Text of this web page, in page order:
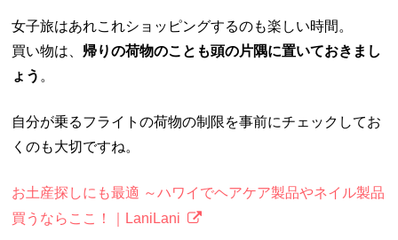
女子旅はあれこれショッピングするのも楽しい時間。
買い物は、 帰りの荷物のことも頭の片隅に置いておきまし
ょう 。
自分が乗るフライトの荷物の制限を事前にチェックしてお
くのも大切ですね。
お土産探しにも最適 ～ハワイでヘアケア製品やネイル製品
買うならここ！｜LaniLani